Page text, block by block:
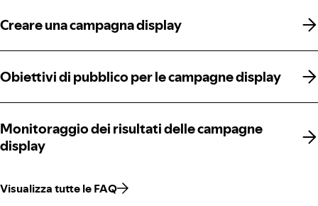
Creare una campagna display
Creare una campagna display
Obiettivi di pubblico per le campagne display
Obiettivi di pubblico per le campagne display
Monitoraggio dei risultati delle campagne
display
Monitoraggio dei risultati delle campagne
display
Visualizza tutte le FAQ